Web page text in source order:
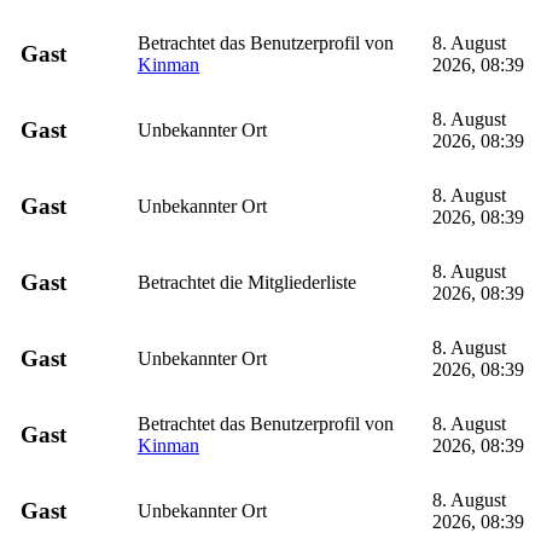
Gast
Betrachtet das Benutzerprofil von
Kinman
8. August
2026, 08:39
Gast Unbekannter Ort
8. August
2026, 08:39
Gast Unbekannter Ort
8. August
2026, 08:39
Gast Betrachtet die Mitgliederliste
8. August
2026, 08:39
Gast Unbekannter Ort
8. August
2026, 08:39
Gast
Betrachtet das Benutzerprofil von
Kinman
8. August
2026, 08:39
Gast Unbekannter Ort
8. August
2026, 08:39